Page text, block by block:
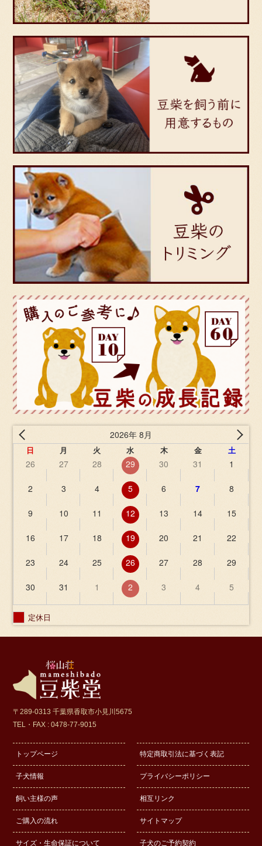
2026年 8月
日 月 火 水 木 金 土
26 27 28 29 30 31 1
2 3 4 5 6 7 8
9 10 11 12 13 14 15
16 17 18 19 20 21 22
23 24 25 26 27 28 29
30 31 1 2 3 4 5
定休日
〒289-0313 千葉県香取市小見川5675
TEL・FAX : 0478-77-9015
トップページ
子犬情報
飼い主様の声
ご購入の流れ
サイズ・生命保証について
特定商取引法に基づく表記
プライバシーポリシー
相互リンク
サイトマップ
子犬のご予約契約